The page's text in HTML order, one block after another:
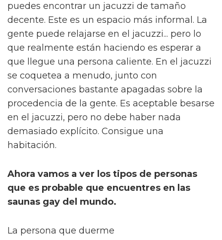
puedes encontrar un jacuzzi de tamaño
decente. Este es un espacio más informal. La
gente puede relajarse en el jacuzzi... pero lo
que realmente están haciendo es esperar a
que llegue una persona caliente. En el jacuzzi
se coquetea a menudo, junto con
conversaciones bastante apagadas sobre la
procedencia de la gente. Es aceptable besarse
en el jacuzzi, pero no debe haber nada
demasiado explícito. Consigue una
habitación.
Ahora vamos a ver los tipos de personas
que es probable que encuentres en las
saunas gay del mundo.
La persona que duerme